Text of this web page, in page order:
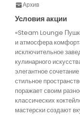
Архив
Условия акции
«Steam Lounge
и атмосфера
исключительное
кулинарного
элегантное
стильное
поражает своим
классических
мастерски создают